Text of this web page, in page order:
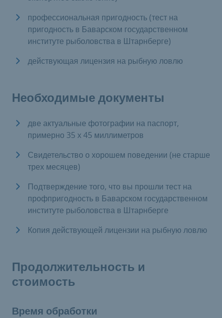
профессиональная пригодность (тест на
пригодность в Баварском государственном
институте рыболовства в Штарнберге)
действующая лицензия на рыбную ловлю
Необходимые документы
две актуальные фотографии на паспорт,
примерно 35 x 45 миллиметров
Свидетельство о хорошем поведении (не старше
трех месяцев)
Подтверждение того, что вы прошли тест на
профпригодность в Баварском государственном
институте рыболовства в Штарнберге
Копия действующей лицензии на рыбную ловлю
Продолжительность и
стоимость
Время обработки